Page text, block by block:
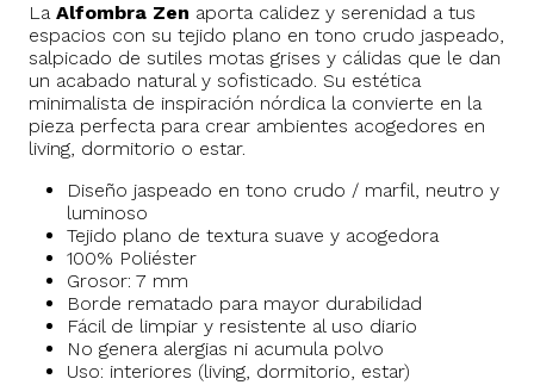
La Alfombra Zen aporta calidez y serenidad a tus
espacios con su tejido plano en tono crudo jaspeado,
salpicado de sutiles motas grises y cálidas que le dan
un acabado natural y sofisticado. Su estética
minimalista de inspiración nórdica la convierte en la
pieza perfecta para crear ambientes acogedores en
living, dormitorio o estar.
Diseño jaspeado en tono crudo / marfil, neutro y
luminoso
Tejido plano de textura suave y acogedora
100% Poliéster
Grosor: 7 mm
Borde rematado para mayor durabilidad
Fácil de limpiar y resistente al uso diario
No genera alergias ni acumula polvo
Uso: interiores (living, dormitorio, estar)